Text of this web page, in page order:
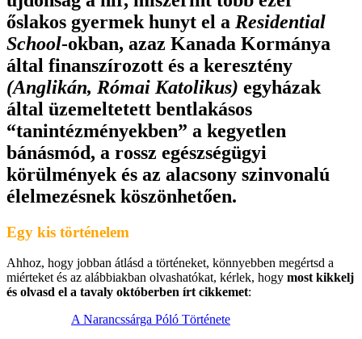
őslakos gyermek hunyt el a Residential
School-okban, azaz Kanada Kormánya
által finanszírozott és a keresztény
(Anglikán, Római Katolikus) egyházak
által üzemeltetett bentlakásos
“tanintézményekben” a kegyetlen
bánásmód, a rossz egészségügyi
körülmények és az alacsony szinvonalú
élelmezésnek köszönhetően.
Egy kis történelem
Ahhoz, hogy jobban átlásd a történeket, könnyebben megértsd a
miérteket és az alábbiakban olvashatókat, kérlek, hogy most kikkelj
és olvasd el a tavaly októberben írt cikkemet:
A Narancssárga Póló Története